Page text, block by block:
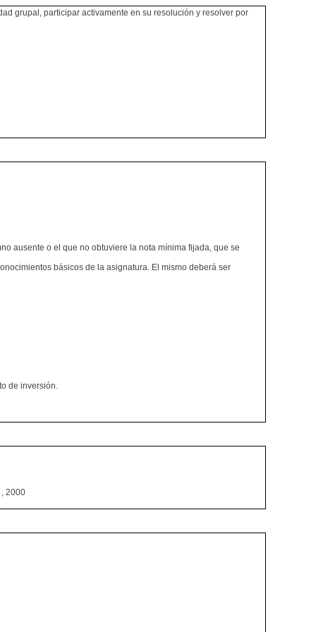
grupal, participar activamente en su resolución y resolver por
ausente o el que no obtuviere la nota mínima fijada, que se
básicos de la asignatura. El mismo deberá ser
de inversión.
2000